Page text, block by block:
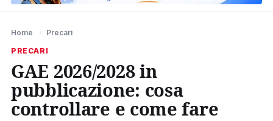
Home › Precari
PRECARI
GAE 2026/2028 in
pubblicazione: cosa
controllare e come fare